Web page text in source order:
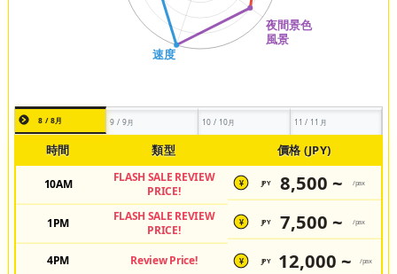
8 / 8月 9 / 9月 10 / 10月 11 / 11月
時間 類型 價格 (JPY)
10AM
FLASH SALE REVIEW
PRICE!
¥ JPY 8,500 ~ /pax
1PM
FLASH SALE REVIEW
PRICE!
¥ JPY 7,500 ~ /pax
4PM Review Price! ¥ JPY 12,000 ~ /pax